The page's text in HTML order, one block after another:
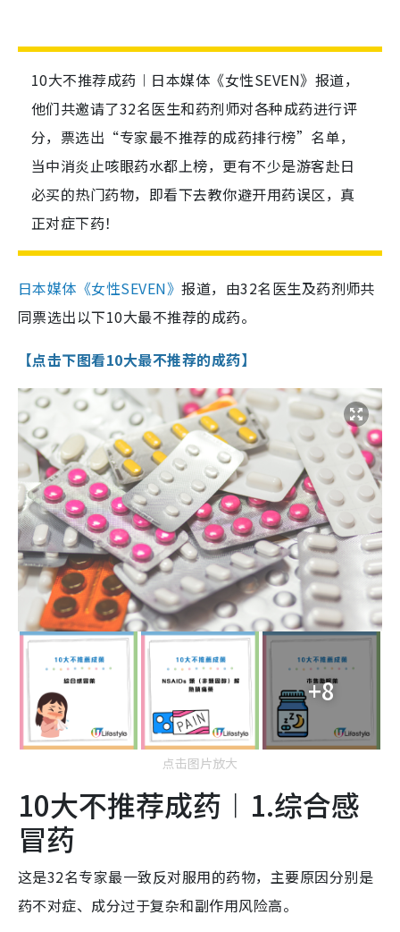
10大不推荐成药︱日本媒体《女性SEVEN》报道，
他们共邀请了32名医生和药剂师对各种成药进行评
分，票选出“专家最不推荐的成药排行榜”名单，
当中消炎止咳眼药水都上榜，更有不少是游客赴日
必买的热门药物，即看下去教你避开用药误区，真
正对症下药！
日本媒体《女性SEVEN》报道，由32名医生及药剂师共
同票选出以下10大最不推荐的成药。
【点击下图看10大最不推荐的成药】
+8
点击图片放大
10大不推荐成药︱1.综合感
冒药
这是32名专家最一致反对服用的药物，主要原因分别是
药不对症、成分过于复杂和副作用风险高。